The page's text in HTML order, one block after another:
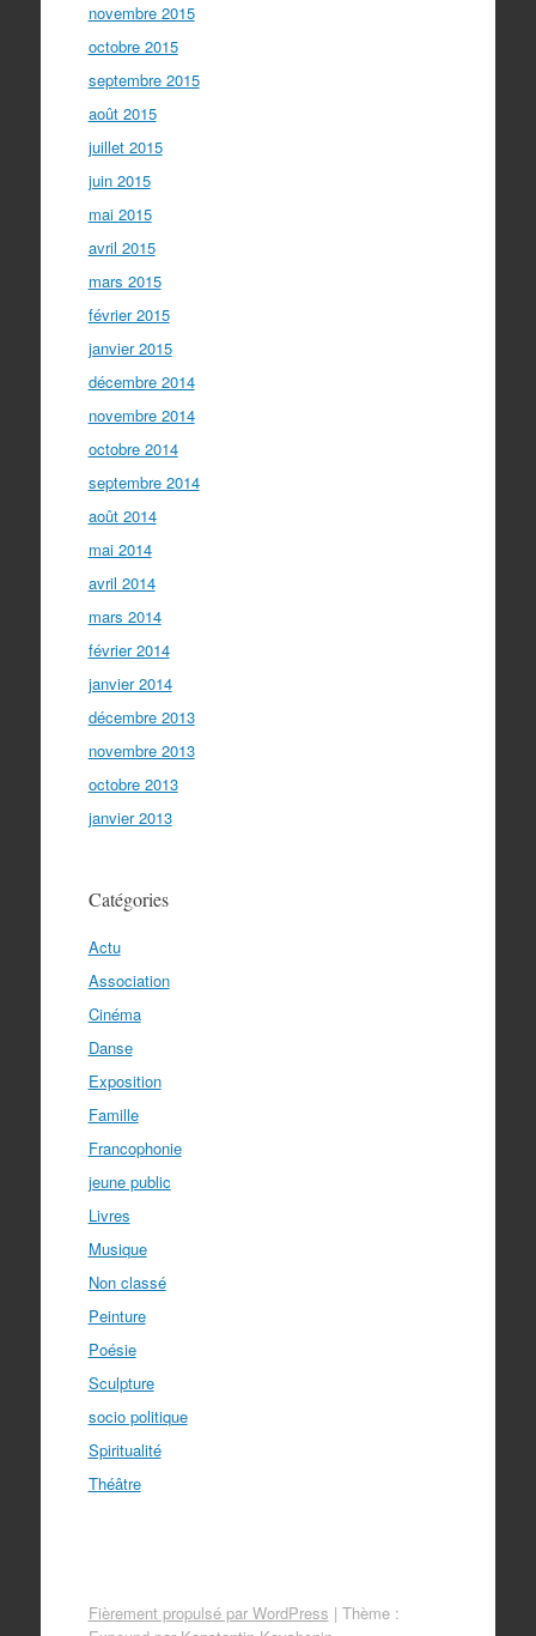
novembre 2015
octobre 2015
septembre 2015
août 2015
juillet 2015
juin 2015
mai 2015
avril 2015
mars 2015
février 2015
janvier 2015
décembre 2014
novembre 2014
octobre 2014
septembre 2014
août 2014
mai 2014
avril 2014
mars 2014
février 2014
janvier 2014
décembre 2013
novembre 2013
octobre 2013
janvier 2013
Catégories
Actu
Association
Cinéma
Danse
Exposition
Famille
Francophonie
jeune public
Livres
Musique
Non classé
Peinture
Poésie
Sculpture
socio politique
Spiritualité
Théâtre
Fièrement propulsé par WordPress | Thème :